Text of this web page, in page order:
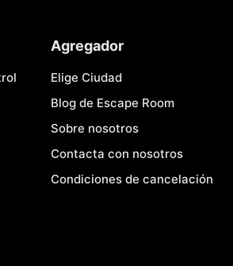
Agregador
Elige Ciudad
Blog de Escape Room
Sobre nosotros
Contacta con nosotros
Condiciones de cancelación